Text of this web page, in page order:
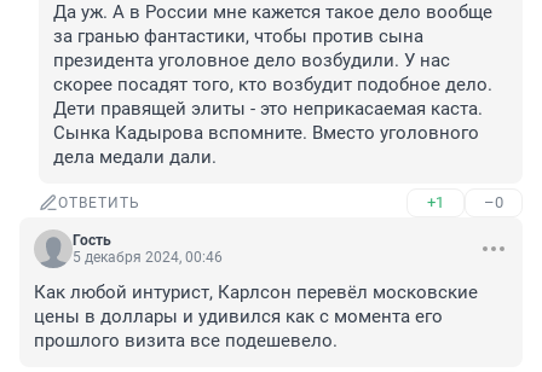
Да уж. А в России мне кажется такое дело вообще
за гранью фантастики, чтобы против сына
президента уголовное дело возбудили. У нас
скорее посадят того, кто возбудит подобное дело.
Дети правящей элиты - это неприкасаемая каста.
Сынка Кадырова вспомните. Вместо уголовного
дела медали дали.
ОТВЕТИТЬ +1 –0
Гость
5 декабря 2024, 00:46
Как любой интурист, Карлсон перевёл московские
цены в доллары и удивился как с момента его
прошлого визита все подешевело.